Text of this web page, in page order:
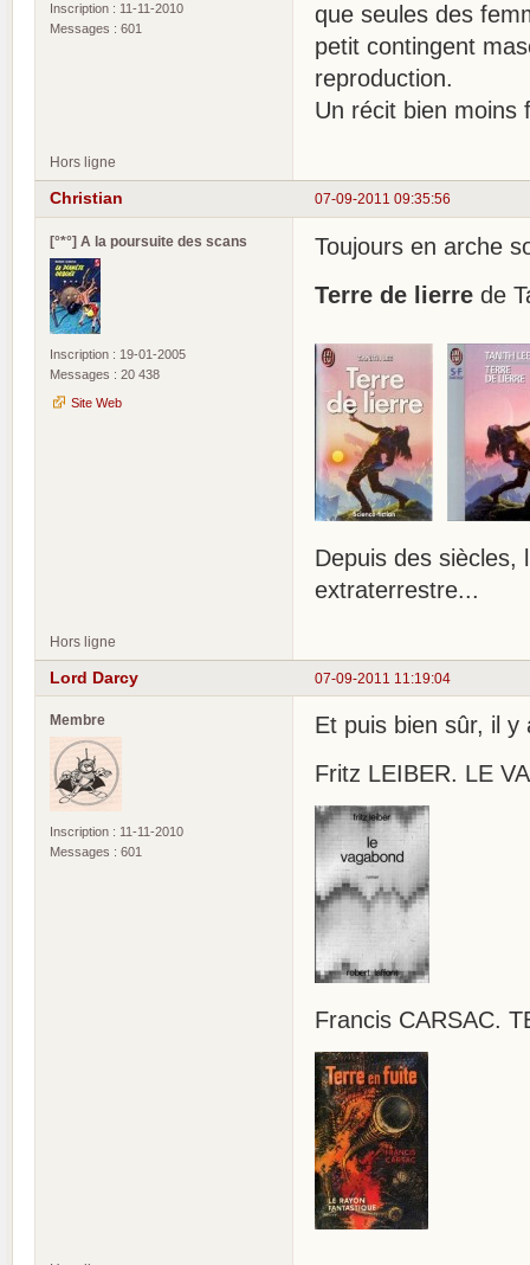
Inscription : 11-11-2010
Messages : 601
que seules des
petit contingent
reproduction.
Un récit bien moins
Hors ligne
07-09-2011 09:35:56
Christian
[°*°] A la poursuite des scans
Inscription : 19-01-2005
Messages : 20 438
Site Web
Toujours en arche
Terre de lierre de
Depuis des siècles,
extraterrestre...
Hors ligne
07-09-2011 11:19:04
Lord Darcy
Membre
Inscription : 11-11-2010
Messages : 601
Et puis bien sûr, il y
Fritz LEIBER. LE
Francis CARSAC.